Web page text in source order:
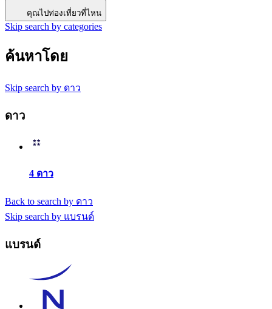
คุณไปท่องเที่ยวที่ไหน
Skip search by categories
ค้นหาโดย
Skip search by ดาว
ดาว
4 ดาว
Back to search by ดาว
Skip search by แบรนด์
แบรนด์